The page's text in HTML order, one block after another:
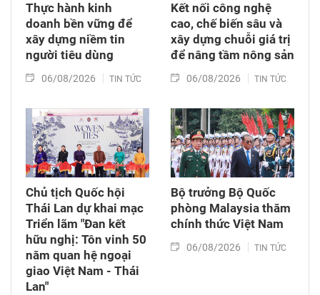
Thực hành kinh
doanh bền vững để
xây dựng niềm tin
người tiêu dùng
06/08/2026 TIN TỨC
Kết nối công nghệ
cao, chế biến sâu và
xây dựng chuỗi giá trị
để nâng tầm nông sản
06/08/2026 TIN TỨC
Chủ tịch Quốc hội
Thái Lan dự khai mạc
Triển lãm "Đan kết
hữu nghị: Tôn vinh 50
năm quan hệ ngoại
giao Việt Nam - Thái
Lan"
Bộ trưởng Bộ Quốc
phòng Malaysia thăm
chính thức Việt Nam
06/08/2026 TIN TỨC